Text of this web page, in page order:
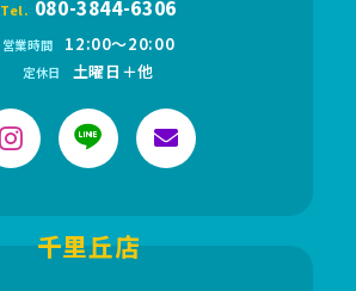
Tel. 080-3844-6306
営業時間 12:00〜20:00
定休日 土曜日＋他
千里丘店